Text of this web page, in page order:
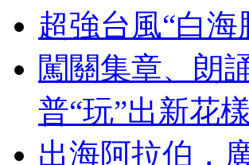
超強台風“白
闖關集章、朗
普“玩”出新花樣
出海阿拉伯，